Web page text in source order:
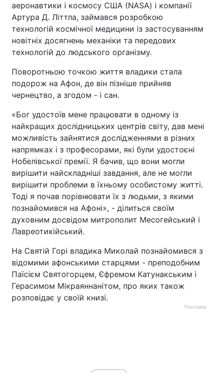
аеронавтики і космосу США (NASA) і компанії
Артура Д. Літтла, займався розробкою
технологій космічної медицини із застосуванням
новітніх досягнень механіки та передових
технологій до людського організму.
Поворотньою точкою життя владики стала
подорож на Афон, де він пізніше прийняв
чернецтво, а згодом - і сан.
«Бог удостоїв мене працювати в одному із
найкращих дослідницьких центрів світу, дав мені
можливість зайнятися дослідженнями в різних
напрямках і з професорами, які були удостоєні
Нобелівської премії. Я бачив, що вони могли
вирішити найскладніші завдання, але не могли
вирішити проблеми в їхньому особистому житті.
Тоді я почав порівнювати їх з людьми, з якими
познайомився на Афоні», - ділиться своїм
духовним досвідом митрополит Месогейський і
Лавреотикійський.
На Святій Горі владика Миколай познайомився з
відомими афонськими старцями - преподобним
Паїсієм Святогорцем, Єфремом Катунакським і
Герасимом Мікраяннанітом, про яких також
розповідає у своїй книзі.
Реклама